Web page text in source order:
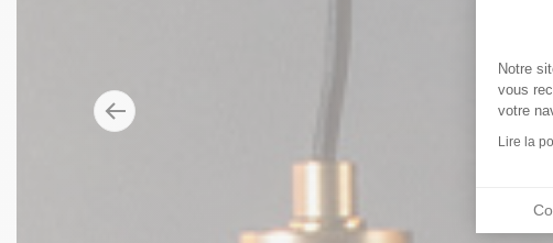
Notre
vous
votre
Lire la